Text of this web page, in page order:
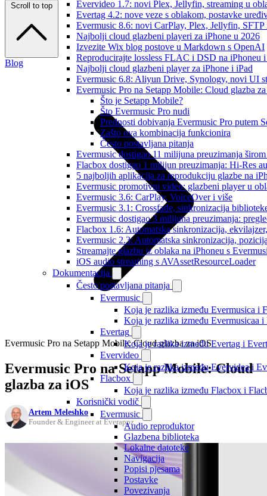
Evervideo 1.7: novi Plex, Jellyfin, streaming u
Evertag 4.2: nove veze s oblakom, postavke
Evermusic 8.6: novi CarPlay, Plex, Jellyfin,
Najbolji cloud glazbeni playeri za iPhone u 2026
Izvezite Wix blog postove u Markdown s OpenAI
Reproducirajte lossless FLAC i DSD na iPhoneu
Najbolji cloud glazbeni player za iPhone i iPad
Evermusic 6.8: Aliyun Drive, Synology, novi UI
Evermusic Pro na Setapp Mobile: Cloud glazba
Što je Setapp Mobile?
Što Evermusic Pro nudi
Prednosti dobivanja Evermusic Pro putem
Zašto ova kombinacija funkcionira
Često postavljana pitanja
Evermusic dostigao 11 milijuna preuzimanja
Flacbox dostigao 1 milijun preuzimanja: Hi-Res
5 najboljih aplikacija za reprodukciju glazbe na
Evermusic promotivni video: glazbeni player u
Evermusic 3.6: CarPlay, VoiceOver i više
Evermusic 3.1: Crossfade, sinkronizacija
Evermusic dostigao 3 milijuna preuzimanja:
Flacbox 1.6: Automatska sinkronizacija,
Evermusic 2.3: Automatska sinkronizacija,
Streamajte glazbu iz oblaka na iPhoneu s
iOS audio streaming s AVAssetResourceLoader
Dokumentacija
Često postavljana pitanja
Evermusic
Koja je razlika između Evermusica i
Koja je razlika između Evermusicaa i
Evertag
Koja je razlika između Evertag i
Evervideo
Koja je razlika između Evervidea i
Flacbox
Koja je razlika između Flacbox i
Korisnički vodič
Evermusic
Audio reproduktor
Glazbena biblioteka
Lokalne datoteke
Navigacija
Popisi pjesama
Postavke
Povezivanja
Scroll to top
Blog
Evermusic Pro na Setapp Mobile: Cloud glazba za iOS
Evermusic Pro na Setapp Mobile: Cloud
glazba za iOS
Artem Meleshko
Founder & Engineer at Everappz